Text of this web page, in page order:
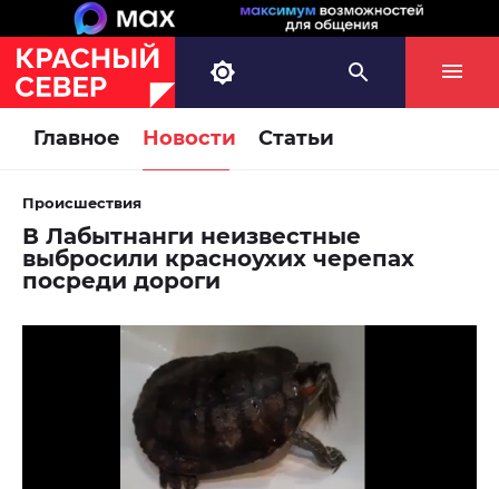
Главное Новости Статьи
Происшествия
В Лабытнанги неизвестные
выбросили красноухих черепах
посреди дороги